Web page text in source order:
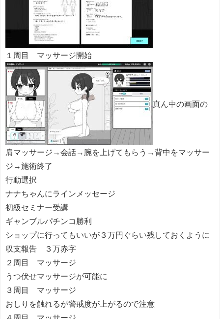
１周目 マッサージ開始
真ん中の画面の
肩マッサージ→会話→腕を上げてもらう→背中をマッサー
ジ→施術終了
行動選択
ナナちゃんにラインメッセージ
初級セミナー受講
ギャンブルパチンコ勝利
ショップに行ってもいいが３万円ぐらい残しておくように
収支報告 ３万赤字
２周目 マッサージ
うつ伏せマッサージが可能に
３周目 マッサージ
おしりを触れるが警戒度が上がるので注意